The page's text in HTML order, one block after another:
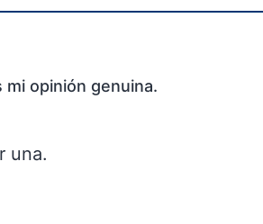
mi opinión genuina.
una.